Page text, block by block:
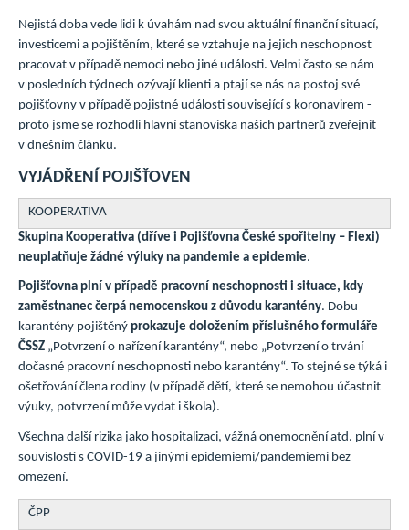
Nejistá doba vede lidi k úvahám nad svou aktuální finanční situací,
investicemi a pojištěním, které se vztahuje na jejich neschopnost
pracovat v případě nemoci nebo jiné události. Velmi často se nám
v posledních týdnech ozývají klienti a ptají se nás na postoj své
pojišťovny v případě pojistné události související s koronavirem -
proto jsme se rozhodli hlavní stanoviska našich partnerů zveřejnit
v dnešním článku.
VYJÁDŘENÍ POJIŠŤOVEN
KOOPERATIVA
Skupina Kooperativa (dříve i Pojišťovna České spořitelny – Flexi)
neuplatňuje žádné výluky na pandemie a epidemie.
Pojišťovna plní v případě pracovní neschopnosti i situace, kdy
zaměstnanec čerpá nemocenskou z důvodu karantény. Dobu
karantény pojištěný prokazuje doložením příslušného formuláře
ČSSZ „Potvrzení o nařízení karantény“, nebo „Potvrzení o trvání
dočasné pracovní neschopnosti nebo karantény“. To stejné se týká i
ošetřování člena rodiny (v případě dětí, které se nemohou účastnit
výuky, potvrzení může vydat i škola).
Všechna další rizika jako hospitalizaci, vážná onemocnění atd. plní v
souvislosti s COVID-19 a jinými epidemiemi/pandemiemi bez
omezení.
ČPP